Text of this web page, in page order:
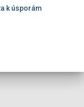
k úsporám